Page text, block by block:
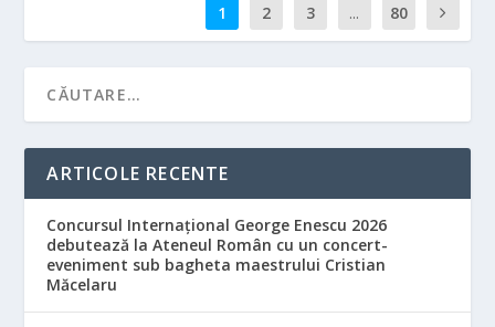
1 2 3 ... 80
ARTICOLE RECENTE
Concursul Internațional George Enescu 2026
debutează la Ateneul Român cu un concert-
eveniment sub bagheta maestrului Cristian
Măcelaru